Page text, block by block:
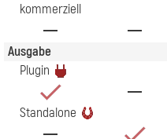
kommerziell
Ausgabe
Plugin
Standalone